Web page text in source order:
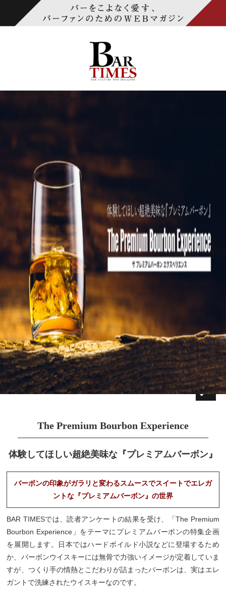
The Premium Bourbon Experience
体験してほしい超絶美味な『プレミアムバーボン』
バーボンの印象がガラリと変わるスムースでスイートでエレガ
ントな『プレミアムバーボン』の世界
BAR TIMESでは、読者アンケートの結果を受け、「The Premium
Bourbon Experience」をテーマにプレミアムバーボンの特集企画
を展開します。日本ではハードボイルド小説などに登場するため
か、バーボンウイスキーには無骨で力強いイメージが定着していま
すが、つくり手の情熱とこだわりが詰まったバーボンは、実はエレ
ガントで洗練されたウイスキーなのです。